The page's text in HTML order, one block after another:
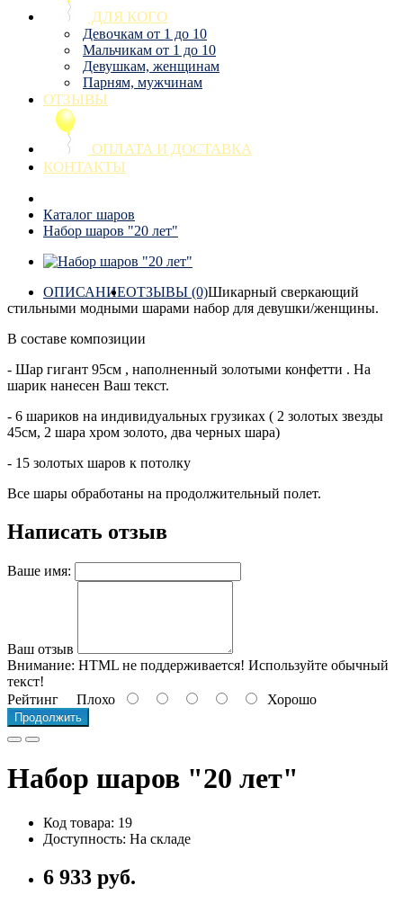
ДЛЯ КОГО
Девочкам от 1 до 10
Мальчикам от 1 до 10
Девушкам, женщинам
Парням, мужчинам
ОТЗЫВЫ
ОПЛАТА И ДОСТАВКА
КОНТАКТЫ
Каталог шаров
Набор шаров "20 лет"
ОПИСАНИЕОТЗЫВЫ (0)Шикарный сверкающий
стильными модными шарами набор для девушки/женщины.
В составе композиции
- Шар гигант 95см , наполненный золотыми конфетти . На
шарик нанесен Ваш текст.
- 6 шариков на индивидуальных грузиках ( 2 золотых звезды
45см, 2 шара хром золото, два черных шара)
- 15 золотых шаров к потолку
Все шары обработаны на продолжительный полет.
Написать отзыв
Ваше имя:
Ваш отзыв
Внимание: HTML не поддерживается! Используйте обычный
текст!
Рейтинг Плохо Хорошо
Продолжить
Набор шаров "20 лет"
Код товара: 19
Доступность: На складе
6 933 руб.